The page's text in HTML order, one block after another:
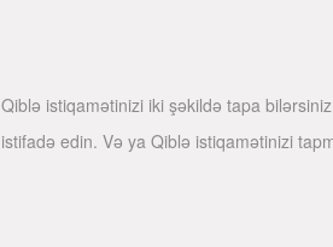
Qiblə istiqamətinizi iki şəkildə tapa
istifadə edin. Və ya Qiblə istiqamətinizi